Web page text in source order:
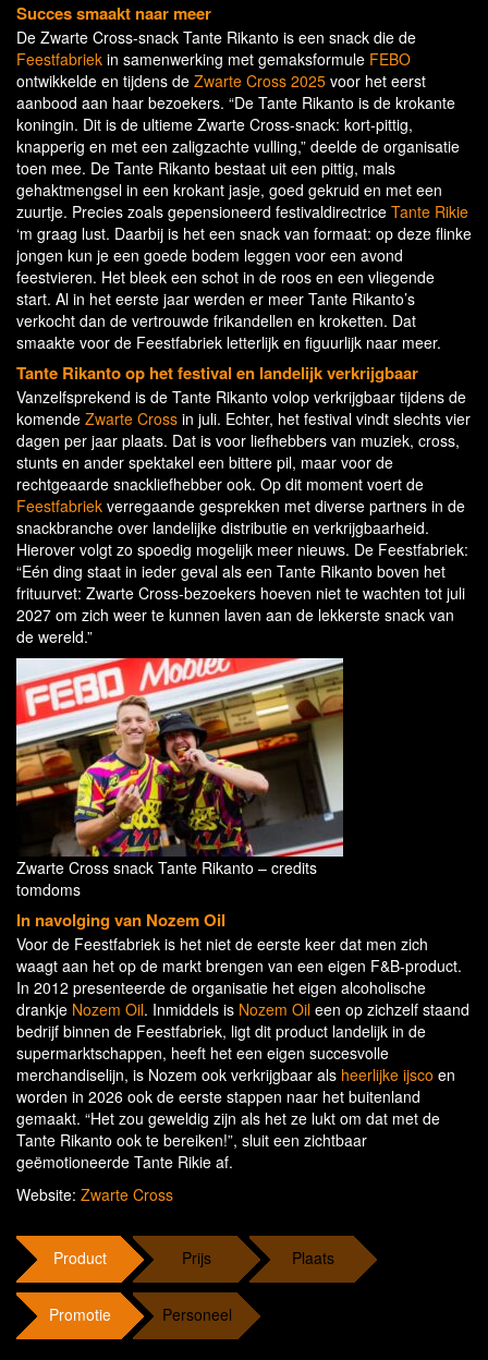
Succes smaakt naar meer
De Zwarte Cross-snack Tante Rikanto is een snack die de
Feestfabriek in samenwerking met gemaksformule FEBO
ontwikkelde en tijdens de Zwarte Cross 2025 voor het eerst
aanbood aan haar bezoekers. “De Tante Rikanto is de krokante
koningin. Dit is de ultieme Zwarte Cross-snack: kort-pittig,
knapperig en met een zaligzachte vulling,” deelde de organisatie
toen mee. De Tante Rikanto bestaat uit een pittig, mals
gehaktmengsel in een krokant jasje, goed gekruid en met een
zuurtje. Precies zoals gepensioneerd festivaldirectrice Tante Rikie
‘m graag lust. Daarbij is het een snack van formaat: op deze flinke
jongen kun je een goede bodem leggen voor een avond
feestvieren. Het bleek een schot in de roos en een vliegende
start. Al in het eerste jaar werden er meer Tante Rikanto’s
verkocht dan de vertrouwde frikandellen en kroketten. Dat
smaakte voor de Feestfabriek letterlijk en figuurlijk naar meer.
Tante Rikanto op het festival en landelijk verkrijgbaar
Vanzelfsprekend is de Tante Rikanto volop verkrijgbaar tijdens de
komende Zwarte Cross in juli. Echter, het festival vindt slechts vier
dagen per jaar plaats. Dat is voor liefhebbers van muziek, cross,
stunts en ander spektakel een bittere pil, maar voor de
rechtgeaarde snackliefhebber ook. Op dit moment voert de
Feestfabriek verregaande gesprekken met diverse partners in de
snackbranche over landelijke distributie en verkrijgbaarheid.
Hierover volgt zo spoedig mogelijk meer nieuws. De Feestfabriek:
“Eén ding staat in ieder geval als een Tante Rikanto boven het
frituurvet: Zwarte Cross-bezoekers hoeven niet te wachten tot juli
2027 om zich weer te kunnen laven aan de lekkerste snack van
de wereld.”
Zwarte Cross snack Tante Rikanto – credits
tomdoms
In navolging van Nozem Oil
Voor de Feestfabriek is het niet de eerste keer dat men zich
waagt aan het op de markt brengen van een eigen F&B-product.
In 2012 presenteerde de organisatie het eigen alcoholische
drankje Nozem Oil. Inmiddels is Nozem Oil een op zichzelf staand
bedrijf binnen de Feestfabriek, ligt dit product landelijk in de
supermarktschappen, heeft het een eigen succesvolle
merchandiselijn, is Nozem ook verkrijgbaar als heerlijke ijsco en
worden in 2026 ook de eerste stappen naar het buitenland
gemaakt. “Het zou geweldig zijn als het ze lukt om dat met de
Tante Rikanto ook te bereiken!”, sluit een zichtbaar
geëmotioneerde Tante Rikie af.
Website: Zwarte Cross
Product Prijs Plaats
Promotie Personeel